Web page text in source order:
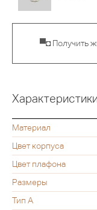
▀◘ Получить
Материал
Цвет корпуса
Цвет плафона
Размеры
Тип A